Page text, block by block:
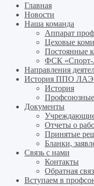
Главная
Новости
Наша команда
Аппарат
Цеховые
Постоянные
ФСК «Спорт-
Направления
История ППО
История
Документы
Отчеты о
Принятые
Бланки,
Связь с нами
Контакты
Обратная
Вступаем в